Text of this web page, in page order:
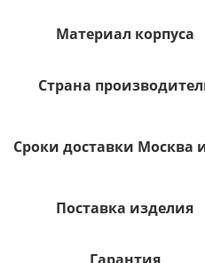
Материал корпуса
Страна
Сроки доставки Москва
Поставка изделия